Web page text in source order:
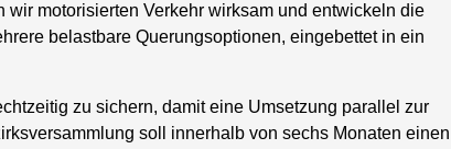
motorisierten Verkehr wirksam und entwickeln die
belastbare Querungsoptionen, eingebettet in ein
zu sichern, damit eine Umsetzung parallel zur
soll innerhalb von sechs Monaten einen